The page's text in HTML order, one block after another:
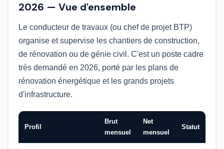
2026 — Vue d'ensemble
Le conducteur de travaux (ou chef de projet BTP)
organise et supervise les chantiers de construction,
de rénovation ou de génie civil. C'est un poste cadre
très demandé en 2026, porté par les plans de
rénovation énergétique et les grands projets
d'infrastructure.
Profil
Brut
mensuel
Net
mensuel
Statut